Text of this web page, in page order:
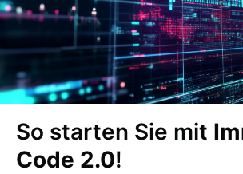
So starten Sie mit
Code 2.0!